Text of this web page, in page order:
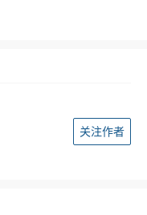
关注作者